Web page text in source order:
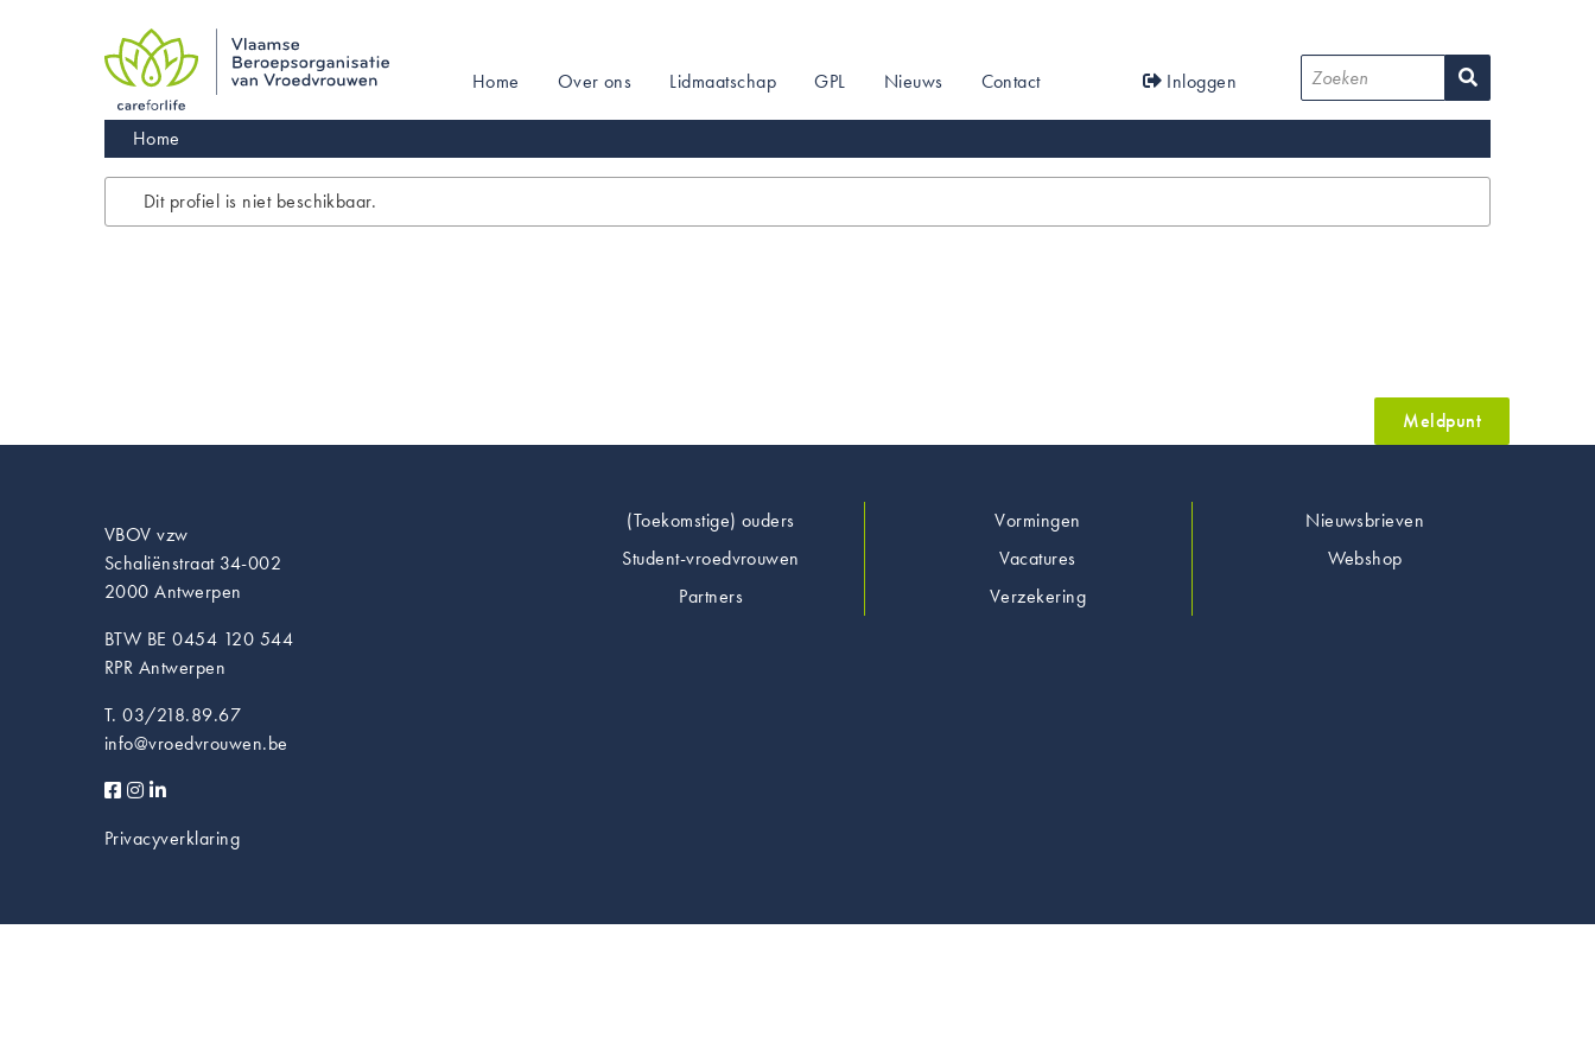
Main
navigation
Home Over ons Lidmaatschap GPL Nieuws Contact
User
account
menu
Inloggen
Kruimelpad
Home
Dit profiel is niet beschikbaar.
Meldpunt
VBOV vzw
Schaliënstraat 34-002
2000 Antwerpen
BTW BE 0454 120 544
RPR Antwerpen
T. 03/218.89.67
info@vroedvrouwen.be
Privacyverklaring
Footer(Toekomstige) ouders
Student-vroedvrouwen
Partners
Vormingen
Vacatures
Verzekering
Nieuwsbrieven
Webshop